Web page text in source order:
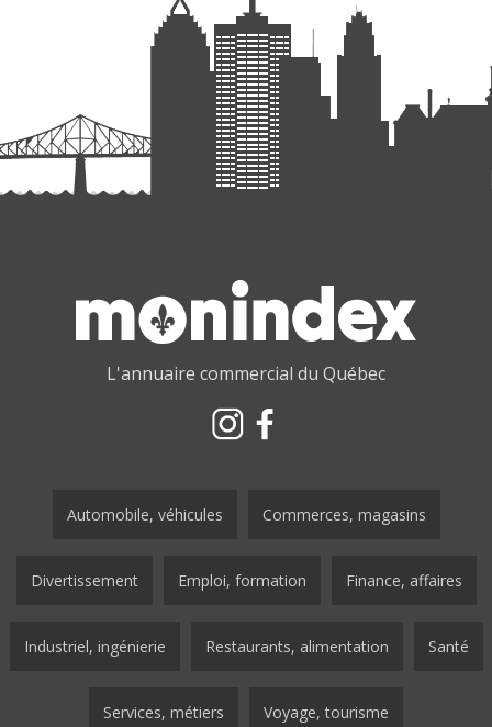
L'annuaire commercial du Québec
Automobile, véhicules Commerces, magasins
Divertissement Emploi, formation Finance, affaires
Industriel, ingénierie Restaurants, alimentation Santé
Services, métiers Voyage, tourisme